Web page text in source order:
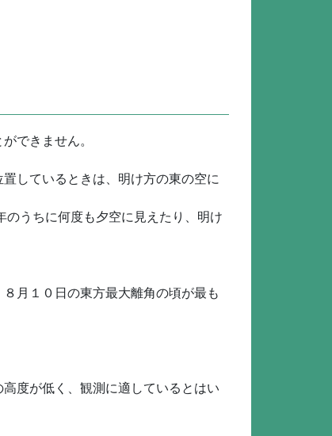
できません。
しているときは、明け方の東の空に
うちに何度も夕空に見えたり、明け
月１０日の東方最大離角の頃が最も
度が低く、観測に適しているとはい